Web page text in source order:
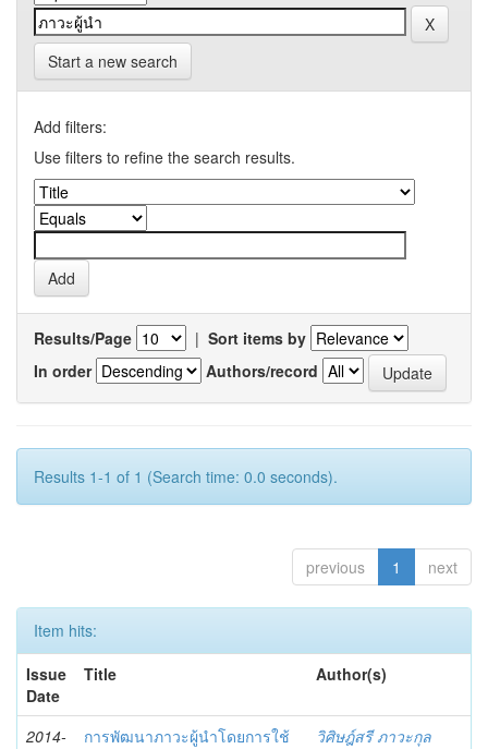
Start a new search
Add filters:
Use filters to refine the search results.
Results/Page | Sort items by
In order
Authors/record
Results 1-1 of 1 (Search time: 0.0 seconds).
previous 1 next
Item hits:
Issue
Date
Title Author(s)
2014-
การพัฒนาภาวะผู้นำโดยการใช้
วิศิษฎ์สรี ภาวะกุล